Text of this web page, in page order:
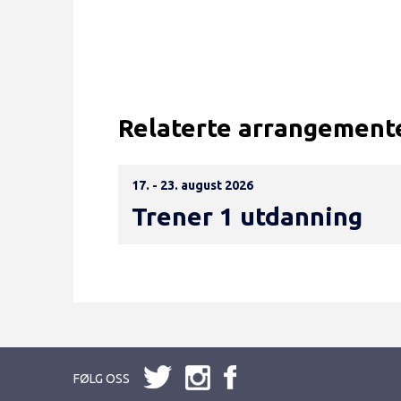
Relaterte
17. - 23. august 2026
Trener 1 utdanning
FØLG OSS